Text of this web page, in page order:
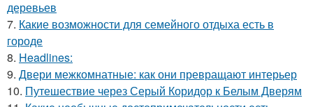
деревьев
7. Какие возможности для семейного отдыха есть в
городе
8. Headlines:
9. Двери межкомнатные: как они превращают интерьер
10. Путешествие через Серый Коридор к Белым Дверям